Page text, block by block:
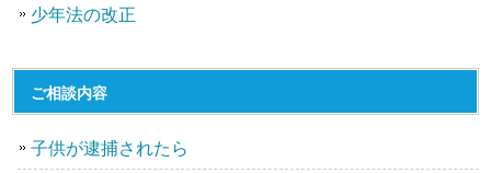
少年法の改正
ご相談内容
子供が逮捕されたら